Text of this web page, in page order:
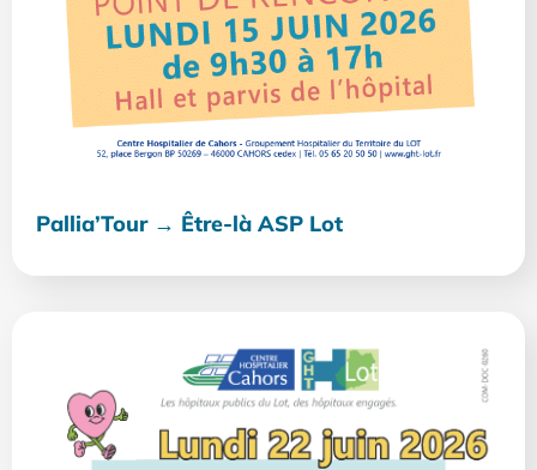
Pallia’Tour → Être-là ASP Lot